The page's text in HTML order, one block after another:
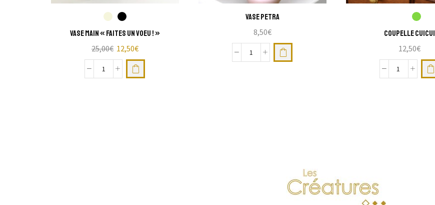
Vase Main « faites un voeu ! »
25,00€ 12,50€
Vase Petra
8,50€
Coupelle cuicui
12,50€